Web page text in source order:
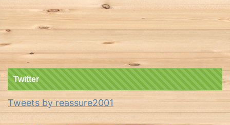
Twitter
Tweets by reassure2001